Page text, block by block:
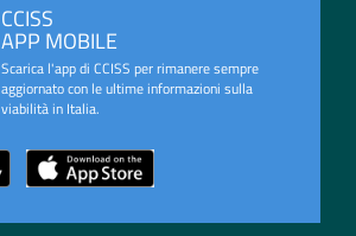
CCISS
APP MOBILE
Scarica l'app di CCISS per rimanere sempre
aggiornato con le ultime informazioni sulla
viabilità in Italia.